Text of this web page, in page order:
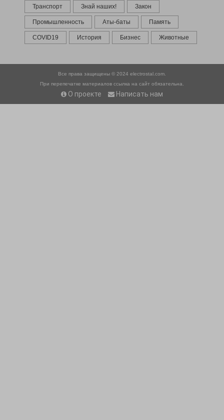
Транспорт Знай наших! Закон
Промышленность Аты-баты Память
COVID19 История Бизнес Животные
Все права защищены © 2024 electrostal.com.
При перепечатке материалов ссылка на сайт обязательна.
О проекте Написать нам